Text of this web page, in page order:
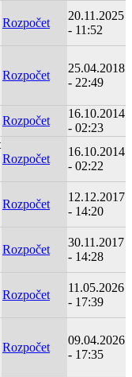
Rozpočet
20.11.2025
- 11:52
Rozpočet
25.04.2018
- 22:49
Rozpočet
16.10.2014
- 02:23
Rozpočet
16.10.2014
- 02:22
Rozpočet
12.12.2017
- 14:20
Rozpočet
30.11.2017
- 14:28
Rozpočet
11.05.2026
- 17:39
Rozpočet
09.04.2026
- 17:35